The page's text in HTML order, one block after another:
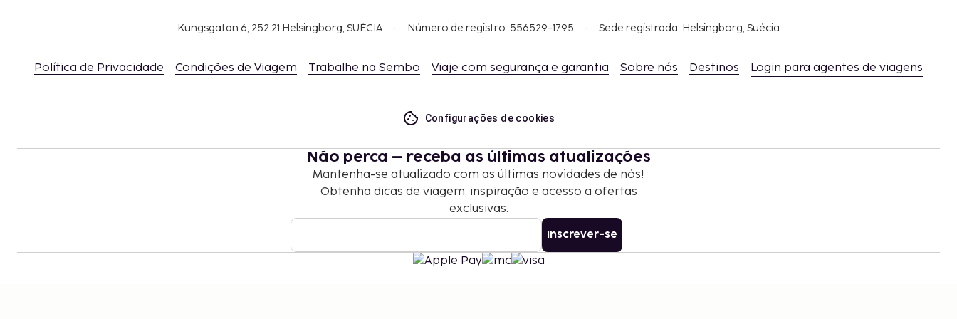
Kungsgatan 6, 252 21 Helsingborg, SUÉCIA Número de registro: 556529-1795 Sede registrada: Helsingborg, Suécia
Política de Privacidade Condições de Viagem Trabalhe na Sembo Viaje com segurança e garantia Sobre nós Destinos Login para agentes de viagens
Configurações de cookies
Não perca – receba as últimas atualizações
Mantenha-se atualizado com as últimas novidades de nós!
Obtenha dicas de viagem, inspiração e acesso a ofertas
exclusivas.
Inscrever-se